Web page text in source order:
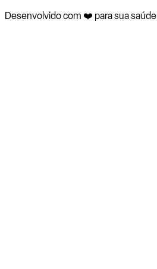
Desenvolvido com ❤️ para sua saúde